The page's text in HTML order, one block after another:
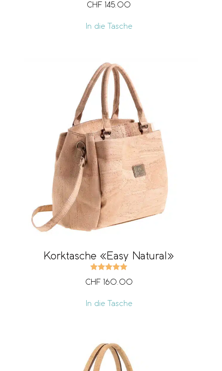
CHF 145.00
In die Tasche
Korktasche «Easy Natural»
CHF 160.00
In die Tasche